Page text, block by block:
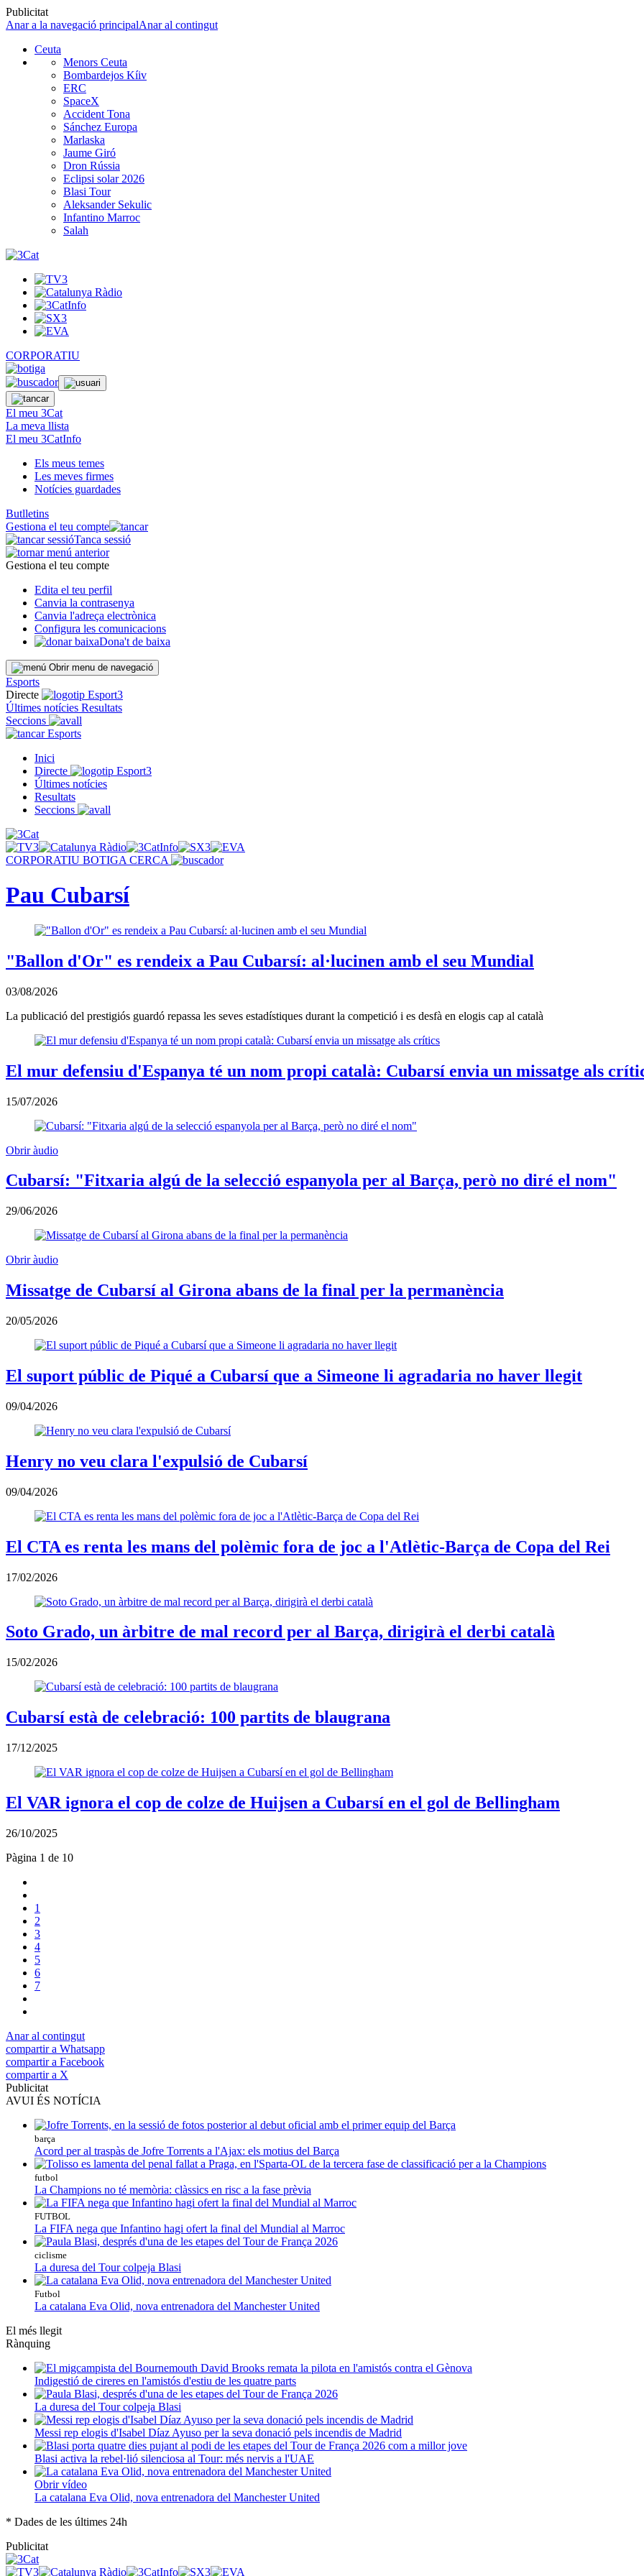
Publicitat
Anar a la navegació principalAnar al contingut
Ceuta
Menors Ceuta
Bombardejos Kíiv
ERC
SpaceX
Accident Tona
Sánchez Europa
Marlaska
Jaume Giró
Dron Rússia
Eclipsi solar 2026
Blasi Tour
Aleksander Sekulic
Infantino Marroc
Salah
CORPORATIU
El meu 3Cat
La meva llista
El meu 3CatInfo
Els meus temes
Les meves firmes
Notícies guardades
Butlletins
Gestiona el teu compte
Tanca sessió
Gestiona el teu compte
Edita el teu perfil
Canvia la contrasenya
Canvia l'adreça electrònica
Configura les comunicacions
Dona't de baixa
Obrir menu de navegació
Esports
Directe
Últimes notícies Resultats
Seccions
Esports
Inici
Directe
Últimes notícies
Resultats
Seccions
CORPORATIU BOTIGA CERCA
Pau Cubarsí
"Ballon d'Or" es rendeix a Pau Cubarsí: al·lucinen amb el seu Mundial
03/08/2026
La publicació del prestigiós guardó repassa les seves estadístiques durant la competició i es desfà en elogis cap al català
El mur defensiu d'Espanya té un nom propi català: Cubarsí envia un missatge als
15/07/2026
Obrir àudio
Cubarsí: "Fitxaria algú de la selecció espanyola per al Barça, però no diré el nom"
29/06/2026
Obrir àudio
Missatge de Cubarsí al Girona abans de la final per la permanència
20/05/2026
El suport públic de Piqué a Cubarsí que a Simeone li agradaria no haver llegit
09/04/2026
Henry no veu clara l'expulsió de Cubarsí
09/04/2026
El CTA es renta les mans del polèmic fora de joc a l'Atlètic-Barça de Copa del Rei
17/02/2026
Soto Grado, un àrbitre de mal record per al Barça, dirigirà el derbi català
15/02/2026
Cubarsí està de celebració: 100 partits de blaugrana
17/12/2025
El VAR ignora el cop de colze de Huijsen a Cubarsí en el gol de Bellingham
26/10/2025
Pàgina 1 de 10
1
2
3
4
5
6
7
Anar al contingut
compartir a Whatsapp
compartir a Facebook
compartir a X
Publicitat
AVUI ÉS NOTÍCIA
barça
Acord per al traspàs de Jofre Torrents a l'Ajax: els motius del Barça
futbol
La Champions no té memòria: clàssics en risc a la fase prèvia
FUTBOL
La FIFA nega que Infantino hagi ofert la final del Mundial al Marroc
ciclisme
La duresa del Tour colpeja Blasi
Futbol
La catalana Eva Olid, nova entrenadora del Manchester United
El més llegit
Rànquing
Indigestió de cireres en l'amistós d'estiu de les quatre parts
La duresa del Tour colpeja Blasi
Messi rep elogis d'Isabel Díaz Ayuso per la seva donació pels incendis de Madrid
Blasi activa la rebel·lió silenciosa al Tour: més nervis a l'UAE
Obrir vídeo
La catalana Eva Olid, nova entrenadora del Manchester United
* Dades de les últimes 24h
Publicitat